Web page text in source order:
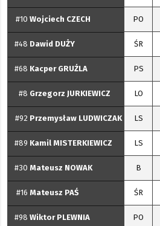
#10 Wojciech CZECH PO
#48 Dawid DUŻY ŚR
#68 Kacper GRUŹLA PS
#8 Grzegorz JURKIEWICZ LO
#92 Przemysław LUDWICZAK LS
#89 Kamil MISTERKIEWICZ LS
#30 Mateusz NOWAK B
#16 Mateusz PAŚ ŚR
#98 Wiktor PLEWNIA PO